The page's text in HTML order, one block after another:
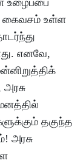
உழைப்பை
கைவசம் உள்ள
எனவே,
தகுந்த
அரசு